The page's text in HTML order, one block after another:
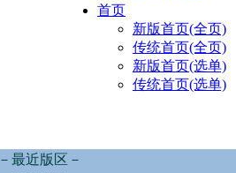
首页
新版首页(全页)
传统首页(全页)
新版首页(选单)
传统首页(选单)
－最近版区－